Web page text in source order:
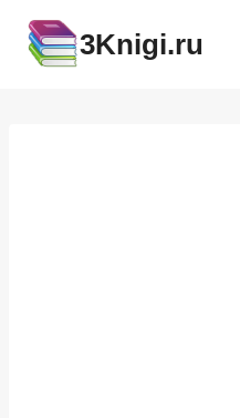
содержимому
3Knigi.ru